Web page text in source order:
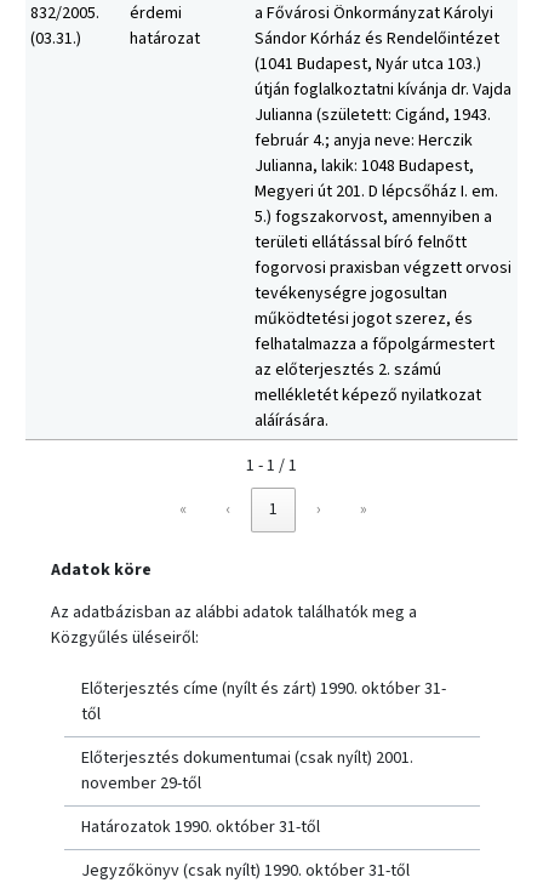
832/2005.
(03.31.)
érdemi
határozat
a Fővárosi Önkormányzat Károlyi
Sándor Kórház és Rendelőintézet
(1041 Budapest, Nyár utca 103.)
útján foglalkoztatni kívánja dr. Vajda
Julianna (született: Cigánd, 1943.
február 4.; anyja neve: Herczik
Julianna, lakik: 1048 Budapest,
Megyeri út 201. D lépcsőház I. em.
5.) fogszakorvost, amennyiben a
területi ellátással bíró felnőtt
fogorvosi praxisban végzett orvosi
tevékenységre jogosultan
működtetési jogot szerez, és
felhatalmazza a főpolgármestert
az előterjesztés 2. számú
mellékletét képező nyilatkozat
aláírására.
1 - 1 / 1
«
‹ 1 › »
Adatok köre
Az adatbázisban az alábbi adatok találhatók meg a
Közgyűlés üléseiről:
Előterjesztés címe (nyílt és zárt) 1990. október 31-
től
Előterjesztés dokumentumai (csak nyílt) 2001.
november 29-től
Határozatok 1990. október 31-től
Jegyzőkönyv (csak nyílt) 1990. október 31-től